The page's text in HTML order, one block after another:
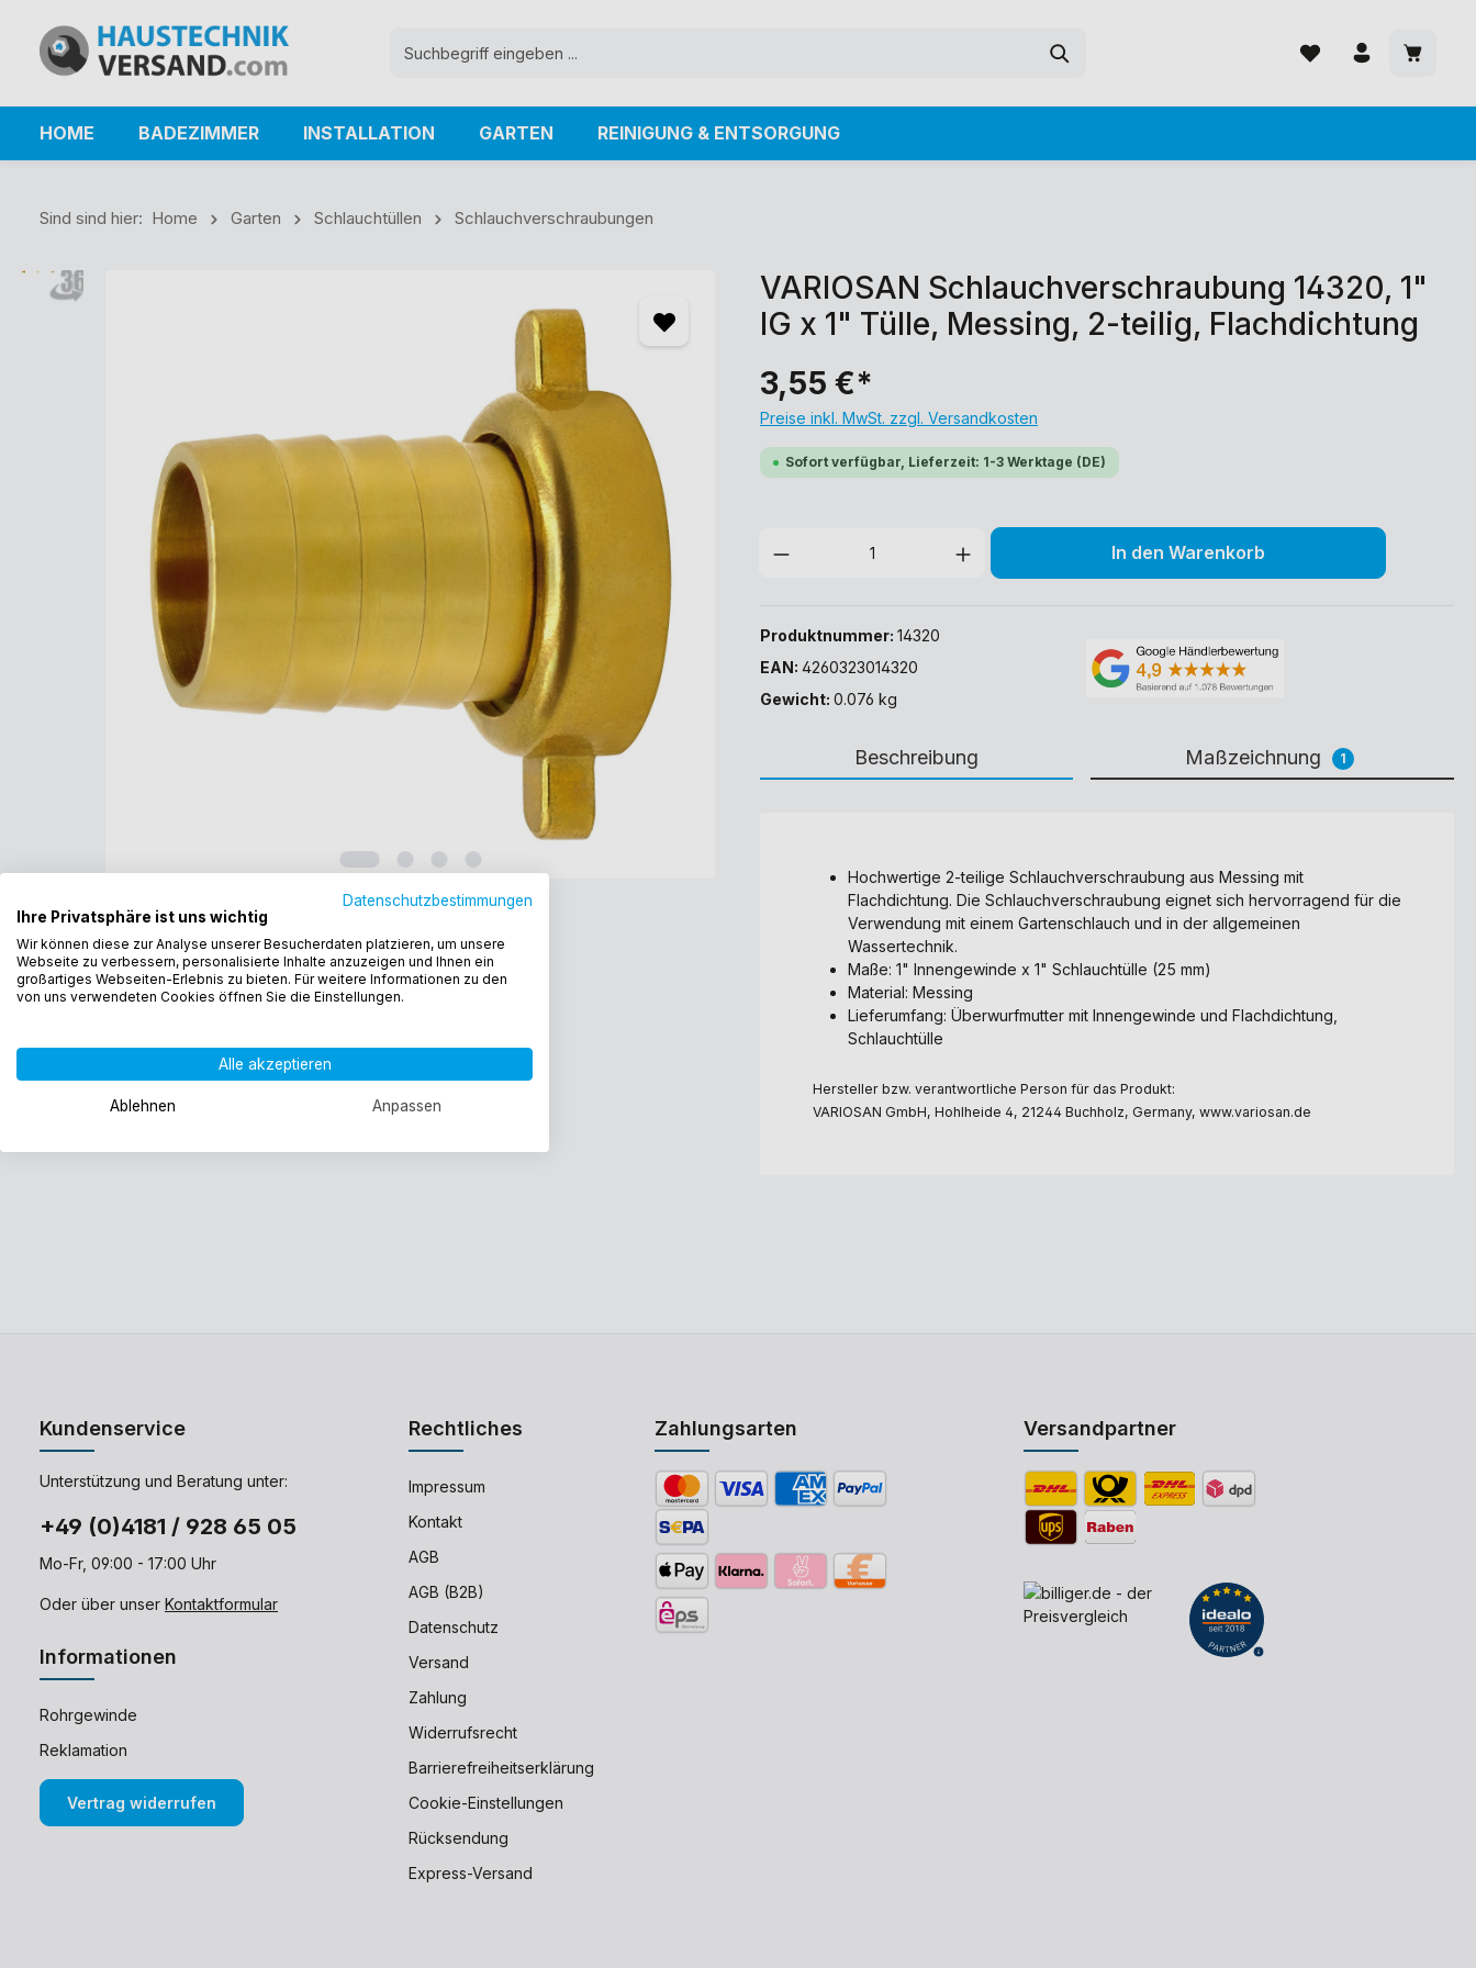
HOME BADEZIMMER INSTALLATION GARTEN REINIGUNG & ENTSORGUNG
Sind sind hier: Home Garten Schlauchtüllen Schlauchverschraubungen
VARIOSAN Schlauchverschraubung 14320, 1"
IG x 1" Tülle, Messing, 2-teilig, Flachdichtung
3,55 €*
Preise inkl. MwSt. zzgl. Versandkosten
Sofort verfügbar, Lieferzeit: 1-3 Werktage (DE)
In den Warenkorb
Produktnummer: 14320
EAN: 4260323014320
Gewicht: 0.076 kg
Beschreibung Maßzeichnung 1
Hochwertige 2-teilige Schlauchverschraubung aus Messing mit
Flachdichtung. Die Schlauchverschraubung eignet sich hervorragend für die
Verwendung mit einem Gartenschlauch und in der allgemeinen
Wassertechnik.
Maße: 1" Innengewinde x 1" Schlauchtülle (25 mm)
Material: Messing
Lieferumfang: Überwurfmutter mit Innengewinde und Flachdichtung,
Schlauchtülle
Hersteller bzw. verantwortliche Person für das Produkt:
VARIOSAN GmbH, Hohlheide 4, 21244 Buchholz, Germany, www.variosan.de
Zahlungsarten Versandpartner
Kundenservice
Unterstützung und Beratung unter:
+49 (0)4181 / 928 65 05
Mo-Fr, 09:00 - 17:00 Uhr
Oder über unser Kontaktformular
Informationen
Rohrgewinde
Reklamation
Vertrag widerrufen
Rechtliches
Impressum
Kontakt
AGB
AGB (B2B)
Datenschutz
Versand
Zahlung
Widerrufsrecht
Barrierefreiheitserklärung
Cookie-Einstellungen
Rücksendung
Express-Versand
Datenschutzbestimmungen
Ihre Privatsphäre ist uns wichtig
Wir können diese zur Analyse unserer Besucherdaten platzieren, um unsere
Webseite zu verbessern, personalisierte Inhalte anzuzeigen und Ihnen ein
großartiges Webseiten-Erlebnis zu bieten. Für weitere Informationen zu den
von uns verwendeten Cookies öffnen Sie die Einstellungen.
Alle akzeptieren
Ablehnen Anpassen